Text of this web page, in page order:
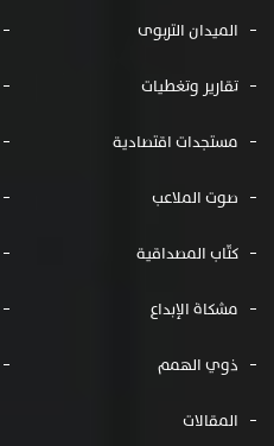
الميدان التربوى
تقارير وتغطيات
مستجدات اقتصادية
صوت الملاعب
كتّاب المصداقية
مشكاة الإبداع
ذوي الهمم
المقالات